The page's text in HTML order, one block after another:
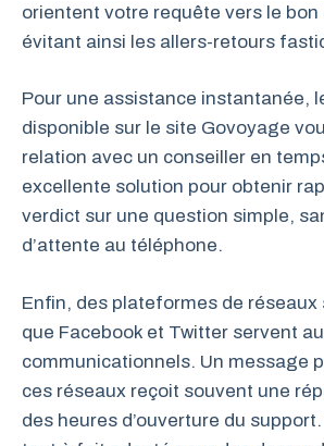
orientent votre requête vers le
évitant ainsi les allers-retours
Pour une assistance instantanée,
disponible sur le site Govoyage
relation avec un conseiller en
excellente solution pour obtenir
verdict sur une question simple,
d’attente au téléphone.
Enfin, des plateformes de réseaux
que Facebook et Twitter servent
communicationnels. Un message
ces réseaux reçoit souvent une
des heures d’ouverture du